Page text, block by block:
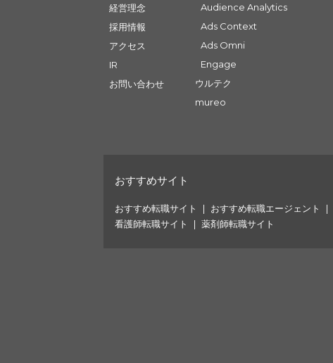
経営理念
採用情報
アクセス
IR
お問い合わせ
Audience Analytics
Ads Context
Ads Omni
Engage
ウルテク
mureo
おすすめサイト
おすすめ転職サイト おすすめ転職エージェント
看護師転職サイト
薬剤師転職サイト